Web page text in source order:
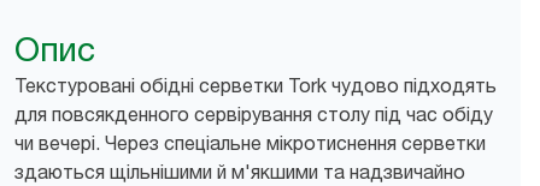
Опис
Текстуровані обідні серветки Tork чудово підходять
для повсякденного сервірування столу під час обіду
чи вечері. Через спеціальне мікротиснення серветки
здаються щільнішими й м'якшими та надзвичайно